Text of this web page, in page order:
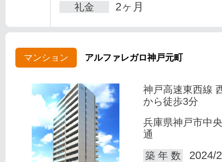
礼金 2ヶ月
マンション アルファレガロ神戸元町
神戸高速東西線
から徒歩3分
兵庫県神戸市中
通
築 年 数
2024/